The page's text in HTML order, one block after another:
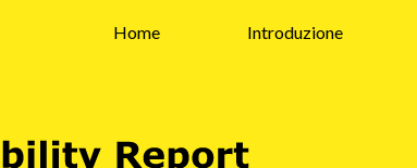
Home Introduzione